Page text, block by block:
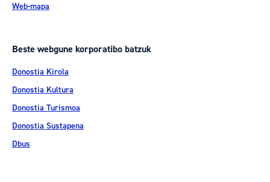
Web-mapa
Beste webgune korporatibo batzuk
Donostia Kirola
Donostia Kultura
Donostia Turismoa
Donostia Sustapena
Dbus